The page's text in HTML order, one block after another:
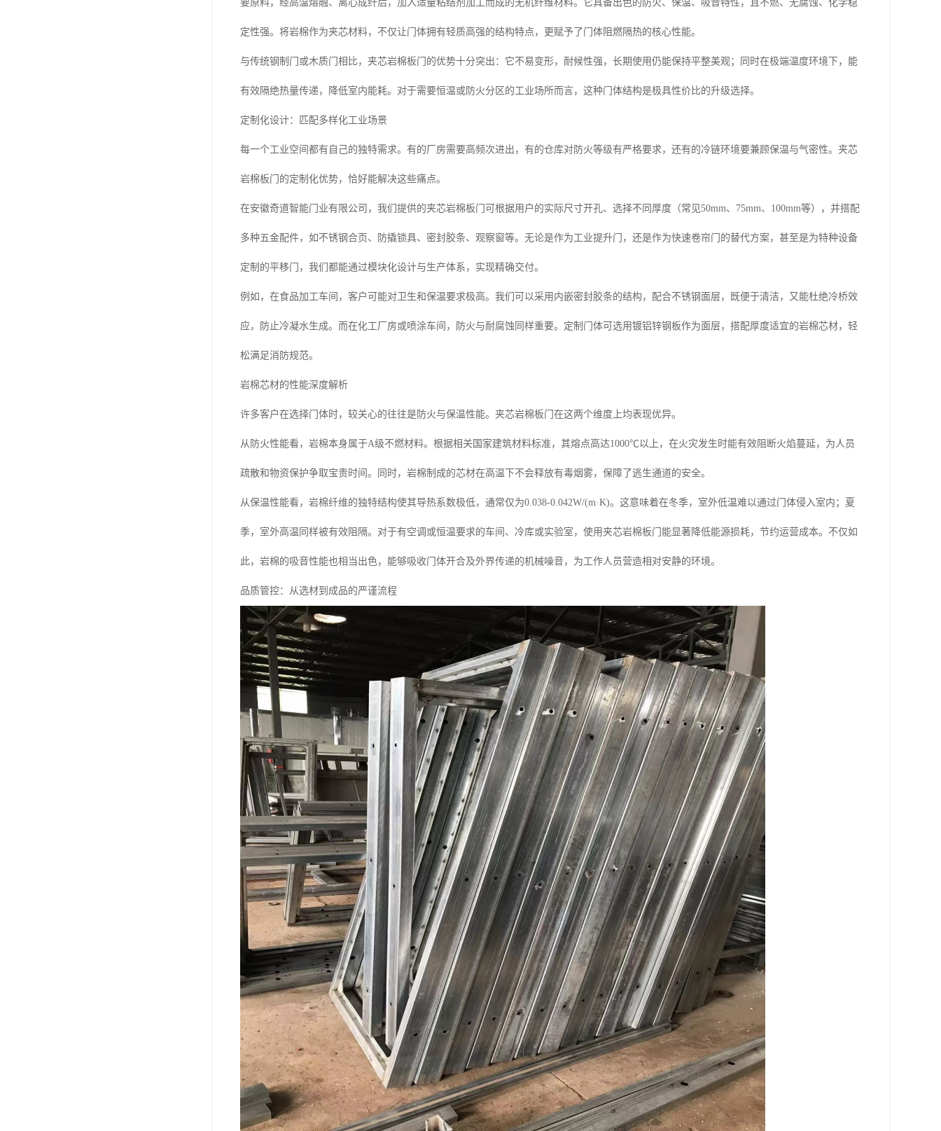
要原料，经高温熔融、离心成纤后，加入适量粘结剂加工而成的无机纤维材料。它具备出色的防火、保温、吸音特性，且不燃、无腐蚀、化学稳
定性强。将岩棉作为夹芯材料，不仅让门体拥有轻质高强的结构特点，更赋予了门体阻燃隔热的核心性能。
与传统钢制门或木质门相比，夹芯岩棉板门的优势十分突出：它不易变形，耐候性强，长期使用仍能保持平整美观；同时在极端温度环境下，能
有效隔绝热量传递，降低室内能耗。对于需要恒温或防火分区的工业场所而言，这种门体结构是极具性价比的升级选择。
定制化设计：匹配多样化工业场景
每一个工业空间都有自己的独特需求。有的厂房需要高频次进出，有的仓库对防火等级有严格要求，还有的冷链环境要兼顾保温与气密性。夹芯
岩棉板门的定制化优势，恰好能解决这些痛点。
在安徽奇道智能门业有限公司，我们提供的夹芯岩棉板门可根据用户的实际尺寸开孔、选择不同厚度（常见50mm、75mm、100mm等），并搭配
多种五金配件，如不锈钢合页、防撬锁具、密封胶条、观察窗等。无论是作为工业提升门，还是作为快速卷帘门的替代方案，甚至是为特种设备
定制的平移门，我们都能通过模块化设计与生产体系，实现精确交付。
例如，在食品加工车间，客户可能对卫生和保温要求极高。我们可以采用内嵌密封胶条的结构，配合不锈钢面层，既便于清洁，又能杜绝冷桥效
应，防止冷凝水生成。而在化工厂房或喷涂车间，防火与耐腐蚀同样重要。定制门体可选用镀铝锌钢板作为面层，搭配厚度适宜的岩棉芯材，轻
松满足消防规范。
岩棉芯材的性能深度解析
许多客户在选择门体时，较关心的往往是防火与保温性能。夹芯岩棉板门在这两个维度上均表现优异。
从防火性能看，岩棉本身属于A级不燃材料。根据相关国家建筑材料标准，其熔点高达1000℃以上，在火灾发生时能有效阻断火焰蔓延，为人员
疏散和物资保护争取宝贵时间。同时，岩棉制成的芯材在高温下不会释放有毒烟雾，保障了逃生通道的安全。
从保温性能看，岩棉纤维的独特结构使其导热系数极低，通常仅为0.038-0.042W/(m·K)。这意味着在冬季，室外低温难以通过门体侵入室内；夏
季，室外高温同样被有效阻隔。对于有空调或恒温要求的车间、冷库或实验室，使用夹芯岩棉板门能显著降低能源损耗，节约运营成本。不仅如
此，岩棉的吸音性能也相当出色，能够吸收门体开合及外界传递的机械噪音，为工作人员营造相对安静的环境。
品质管控：从选材到成品的严谨流程